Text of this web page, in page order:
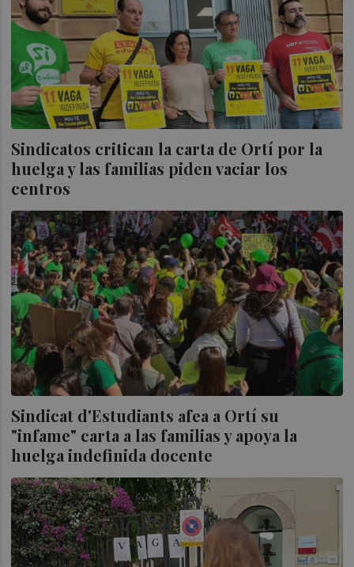
Sindicatos critican la carta de Ortí por la
huelga y las familias piden vaciar los
centros
Sindicat d'Estudiants afea a Ortí su
"infame" carta a las familias y apoya la
huelga indefinida docente